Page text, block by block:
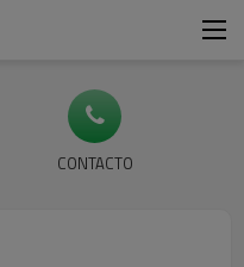
CONTACTO